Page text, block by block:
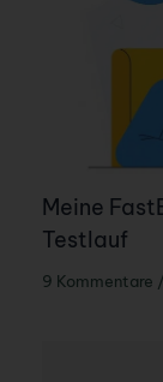
Meine
Testlauf
9 Kommentare /